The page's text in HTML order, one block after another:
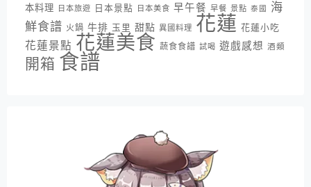
本料理
日本旅遊 日本景點 日本美食 早午餐 早餐 景點 泰國
海
鮮食譜 火鍋 牛排 玉里 甜點 異國料理 花蓮 花蓮小吃
花蓮景點 花蓮美食 蔬食食譜 試喝 遊戲感想 酒類
開箱 食譜